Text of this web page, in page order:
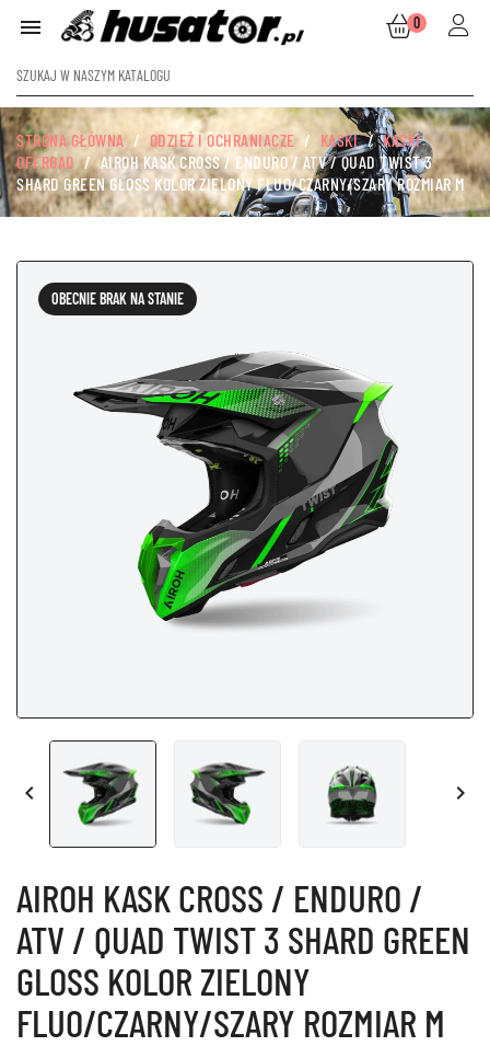
 0
STRONA GŁÓWNA ODZIEŻ I OCHRANIACZE KASKI
KASKI
OFFROAD
AIROH KASK CROSS / ENDURO / ATV / QUAD TWIST 3
SHARD GREEN GLOSS KOLOR ZIELONY FLUO/CZARNY/SZARY ROZMIAR M
OBECNIE BRAK NA STANIE
 
AIROH KASK CROSS / ENDURO /
ATV / QUAD TWIST 3 SHARD GREEN
GLOSS KOLOR ZIELONY
FLUO/CZARNY/SZARY ROZMIAR M